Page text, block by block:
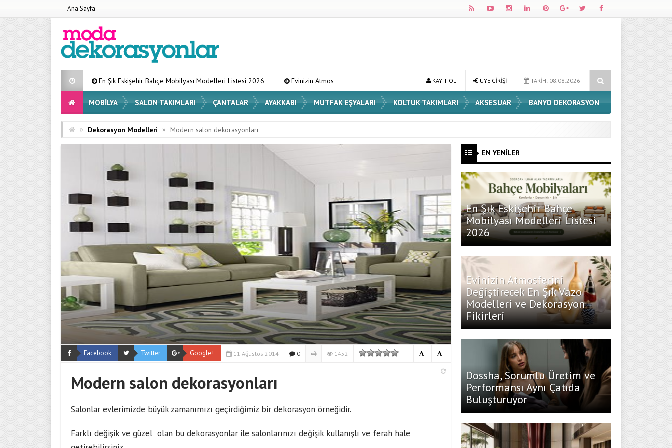
Ana Sayfa
En Şık Eskişehir Bahçe Mobilyası Modelleri Listesi 2026 Evinizin Atmosferini Değiştirecek En Şık Vazo Modelleri ve Dekorasyon Fikirleri Dossha, Sorumlu Üretim ve Performansı Aynı Çatıda
TARİH: 08.08.2026
ÜYE GİRİŞİ
KAYIT OL
MOBILYA SALON TAKIMLARI ÇANTALAR AYAKKABI MUTFAK EŞYALARI KOLTUK TAKIMLARI AKSESUAR BANYO DEKORASYON
» Dekorasyon Modelleri » Modern salon dekorasyonları
Facebook Twitter Google+ 11 Ağustos 2014 0 1452 +
-
Modern salon dekorasyonları
Salonlar evlerimizde büyük zamanımızı geçirdiğimiz bir dekorasyon örneğidir.
Farklı değişik ve güzel olan bu dekorasyonlar ile salonlarınızı değişik kullanışlı ve ferah hale
EN YENİLER
En Şık Eskişehir Bahçe
Mobilyası Modelleri Listesi
2026
Evinizin Atmosferini
Değiştirecek En Şık Vazo
Modelleri ve Dekorasyon
Fikirleri
Dossha, Sorumlu Üretim ve
Performansı Aynı Çatıda
Buluşturuyor